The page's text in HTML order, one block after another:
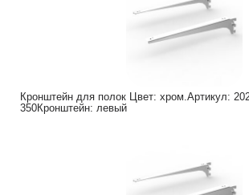
Кронштейн для полок Цвет: хром.Артикул:
350Кронштейн: левый